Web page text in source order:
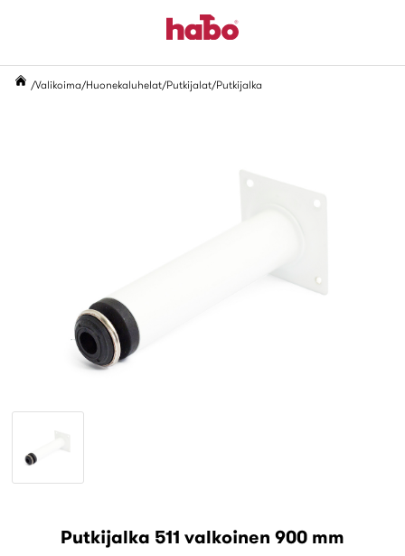
Valikoima Huonekaluhelat Putkijalat Putkijalka
Putkijalka 511 valkoinen 900 mm